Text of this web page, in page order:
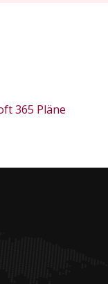
365 Pläne